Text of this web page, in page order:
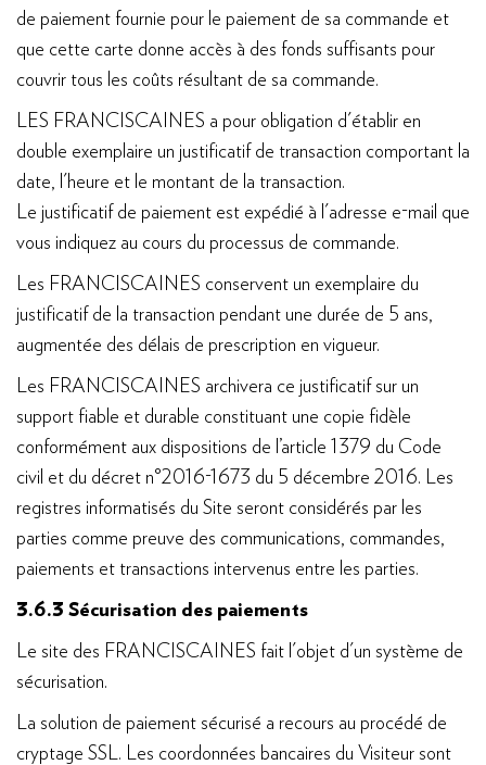
de paiement fournie pour le paiement de sa commande et
que cette carte donne accès à des fonds suffisants pour
couvrir tous les coûts résultant de sa commande.
LES FRANCISCAINES a pour obligation d'établir en
double exemplaire un justificatif de transaction comportant la
date, l'heure et le montant de la transaction.
Le justificatif de paiement est expédié à l'adresse e-mail que
vous indiquez au cours du processus de commande.
Les FRANCISCAINES conservent un exemplaire du
justificatif de la transaction pendant une durée de 5 ans,
augmentée des délais de prescription en vigueur.
Les FRANCISCAINES archivera ce justificatif sur un
support fiable et durable constituant une copie fidèle
conformément aux dispositions de l’article 1379 du Code
civil et du décret n°2016-1673 du 5 décembre 2016. Les
registres informatisés du Site seront considérés par les
parties comme preuve des communications, commandes,
paiements et transactions intervenus entre les parties.
3.6.3 Sécurisation des paiements
Le site des FRANCISCAINES fait l'objet d'un système de
sécurisation.
La solution de paiement sécurisé a recours au procédé de
cryptage SSL. Les coordonnées bancaires du Visiteur sont